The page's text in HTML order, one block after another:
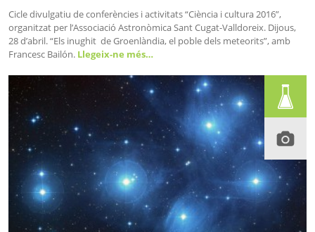
Cicle divulgatiu de conferències i activitats “Ciència i cultura 2016”,
organitzat per l’Associació Astronòmica Sant Cugat-Valldoreix. Dijous,
28 d’abril. “Els inughit de Groenlàndia, el poble dels meteorits”, amb
Francesc Bailón. Llegeix-ne més…